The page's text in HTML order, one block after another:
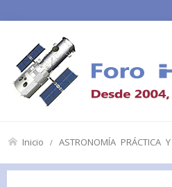
Inicio ASTRONOMÍA PRÁCTICA